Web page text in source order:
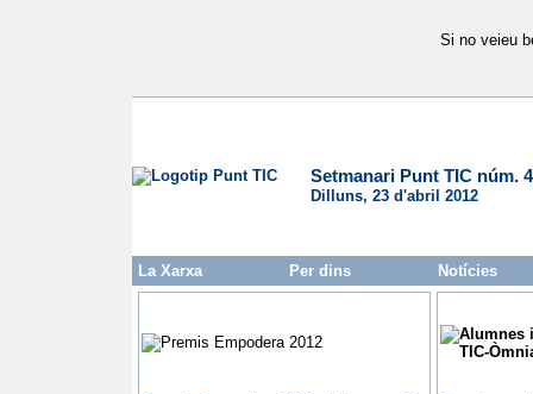
Si no veieu
Setmanari Punt TIC núm.
Dilluns, 23 d'abril 2012
La Xarxa Per dins Notícies